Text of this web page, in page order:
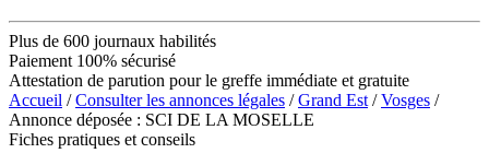
Plus de 600 journaux habilités
Paiement 100% sécurisé
Attestation de parution pour le greffe immédiate et gratuite
Accueil /Consulter les annonces légales /Grand Est /Vosges /
Annonce déposée : SCI DE LA MOSELLE
Fiches pratiques et conseils